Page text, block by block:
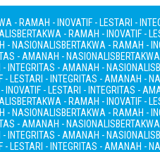
- RAMAH - INOVATIF - LESTARI -
BERTAKWA - RAMAH - INOVATIF -
- NASIONALISBERTAKWA - RAMAH -
- AMANAH - NASIONALIS
INTEGRITAS - AMANAH - NASIONALIS
- LESTARI - INTEGRITAS - AMANAH -
INOVATIF - LESTARI - INTEGRITAS -
BERTAKWA - RAMAH - INOVATIF -
- NASIONALISBERTAKWA - RAMAH -
- AMANAH - NASIONALIS
INTEGRITAS - AMANAH - NASIONALIS
- LESTARI - INTEGRITAS - AMANAH -